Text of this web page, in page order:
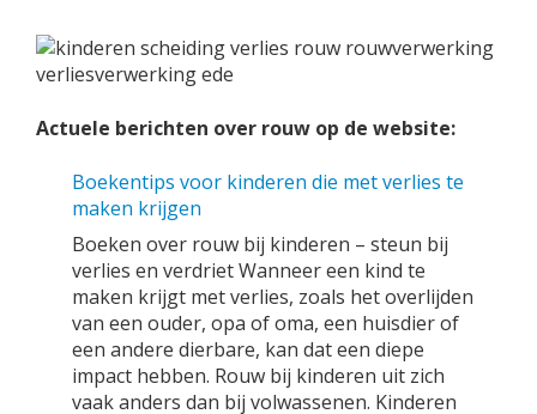
Actuele berichten over rouw op de website:
Boekentips voor kinderen die met verlies te
maken krijgen
Boeken over rouw bij kinderen – steun bij
verlies en verdriet Wanneer een kind te
maken krijgt met verlies, zoals het overlijden
van een ouder, opa of oma, een huisdier of
een andere dierbare, kan dat een diepe
impact hebben. Rouw bij kinderen uit zich
vaak anders dan bij volwassenen. Kinderen